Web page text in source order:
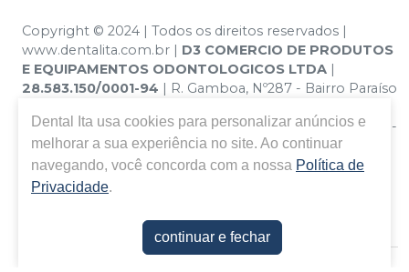
Copyright © 2024 | Todos os direitos reservados |
www.dentalita.com.br | D3 COMERCIO DE PRODUTOS
E EQUIPAMENTOS ODONTOLOGICOS LTDA |
28.583.150/0001-94 | R. Gamboa, Nº287 - Bairro Paraíso
Privacidade e Segurança - Fotos meramente ilustrativas -
Os preços e condições da loja virtual estão sujeitos a
alterações. Em caso de divergência de preços no site, o
valor válido é o do Carrinho de Compra. Não vendemos
atender compras de grandes volumes pelo site.
Dental Ita usa cookies para personalizar anúncios e
melhorar a sua experiência no site. Ao continuar
navegando, você concorda com a nossa Política de
Privacidade.
continuar e fechar